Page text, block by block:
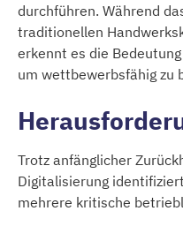
durchführen. Während
traditionellen
erkennt es die
um wettbewerbsfähig zu
Trotz anfänglicher
Digitalisierung
mehrere kritische